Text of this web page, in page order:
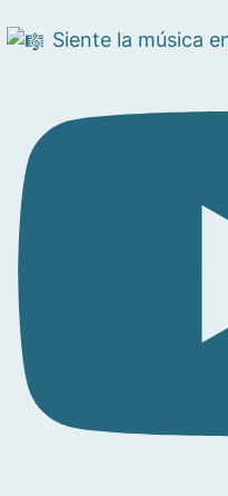
Siente la música